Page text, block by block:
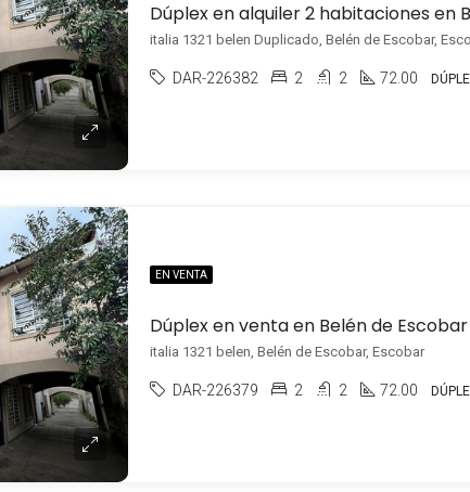
italia 1321 belen Duplicado, Belén de Escobar,
DAR-226382 2 2 72.00
EN VENTA
Dúplex en venta en Belén de Escobar
italia 1321 belen, Belén de Escobar, Escobar
DAR-226379 2 2 72.00